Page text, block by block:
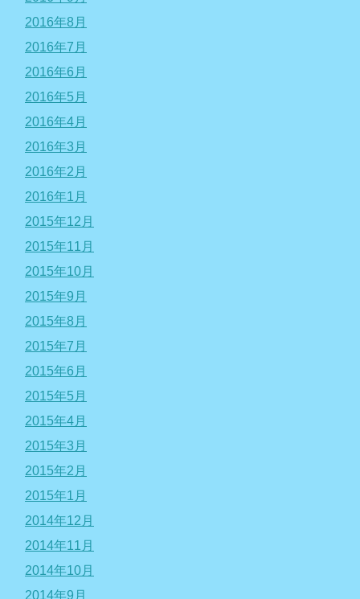
2016年8月
2016年7月
2016年6月
2016年5月
2016年4月
2016年3月
2016年2月
2016年1月
2015年12月
2015年11月
2015年10月
2015年9月
2015年8月
2015年7月
2015年6月
2015年5月
2015年4月
2015年3月
2015年2月
2015年1月
2014年12月
2014年11月
2014年10月
2014年9月